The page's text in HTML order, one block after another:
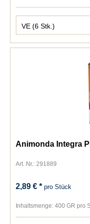
Animonda Integra
Art. Nr.: 291889
2,89 € *pro Stück
Inhaltsmenge: 400 GR pro